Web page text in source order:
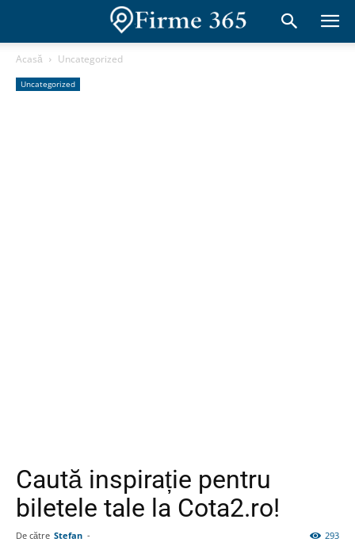
Acasă Uncategorized
Uncategorized
Caută inspirație pentru
biletele tale la Cota2.ro!
De către Stefan - 293